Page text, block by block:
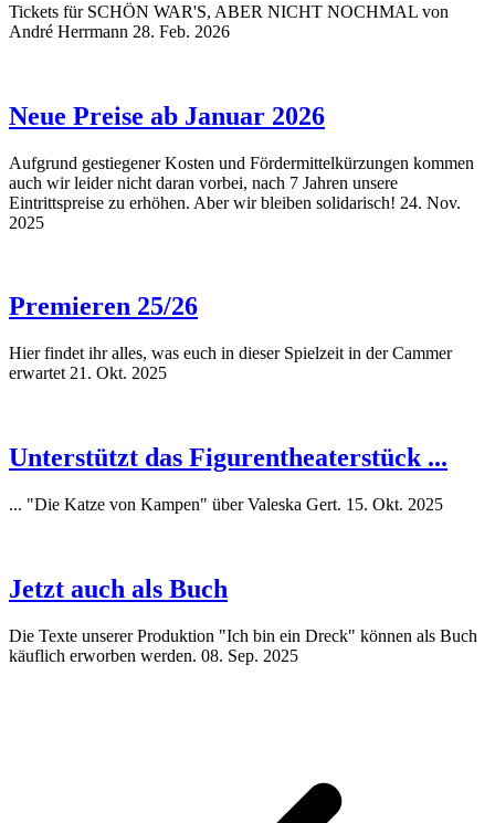
Tickets für SCHÖN WAR'S, ABER NICHT NOCHMAL von
André Herrmann 28. Feb. 2026
Neue Preise ab Januar 2026
Aufgrund gestiegener Kosten und Fördermittelkürzungen kommen
auch wir leider nicht daran vorbei, nach 7 Jahren unsere
Eintrittspreise zu erhöhen. Aber wir bleiben solidarisch! 24. Nov.
2025
Premieren 25/26
Hier findet ihr alles, was euch in dieser Spielzeit in der Cammer
erwartet 21. Okt. 2025
Unterstützt das Figurentheaterstück ...
... "Die Katze von Kampen" über Valeska Gert. 15. Okt. 2025
Jetzt auch als Buch
Die Texte unserer Produktion "Ich bin ein Dreck" können als Buch
käuflich erworben werden. 08. Sep. 2025